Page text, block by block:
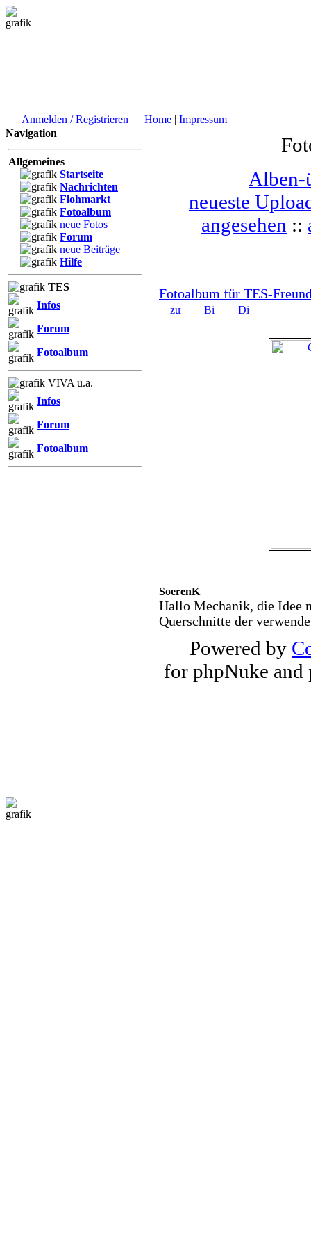
Anmelden / Registrieren Home | Impressum
Navigation
Allgemeines
Startseite
Nachrichten
Flohmarkt
Fotoalbum
neue Fotos
Forum
neue Beiträge
Hilfe
TES
Infos
Forum
Fotoalbum
VIVA u.a.
Infos
Forum
Fotoalbum
Alben-
neueste
angesehen ::
Fotoalbum für TES-
SoerenK
Hallo Mechanik, die Idee
Querschnitte der
Powered by
for phpNuke